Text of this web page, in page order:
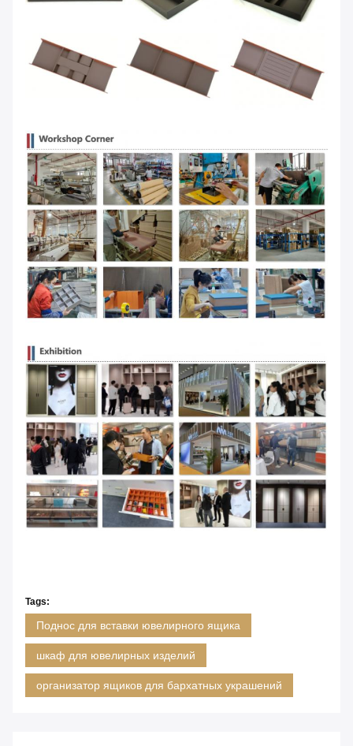
Tags:
Поднос для вставки ювелирного ящика
шкаф для ювелирных изделий
организатор ящиков для бархатных украшений